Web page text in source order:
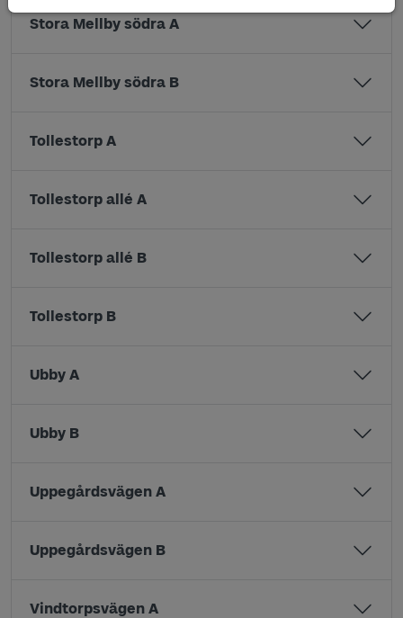
Stora Mellby södra A
Stora Mellby södra B
Tollestorp A
Tollestorp allé A
Tollestorp allé B
Tollestorp B
Ubby A
Ubby B
Uppegårdsvägen A
Uppegårdsvägen B
Vindtorpsvägen A